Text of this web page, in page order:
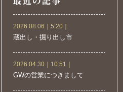
2026.08.06｜5:20｜
蔵出し・掘り出し市
2026.04.30｜10:51｜
GWの営業につきまして